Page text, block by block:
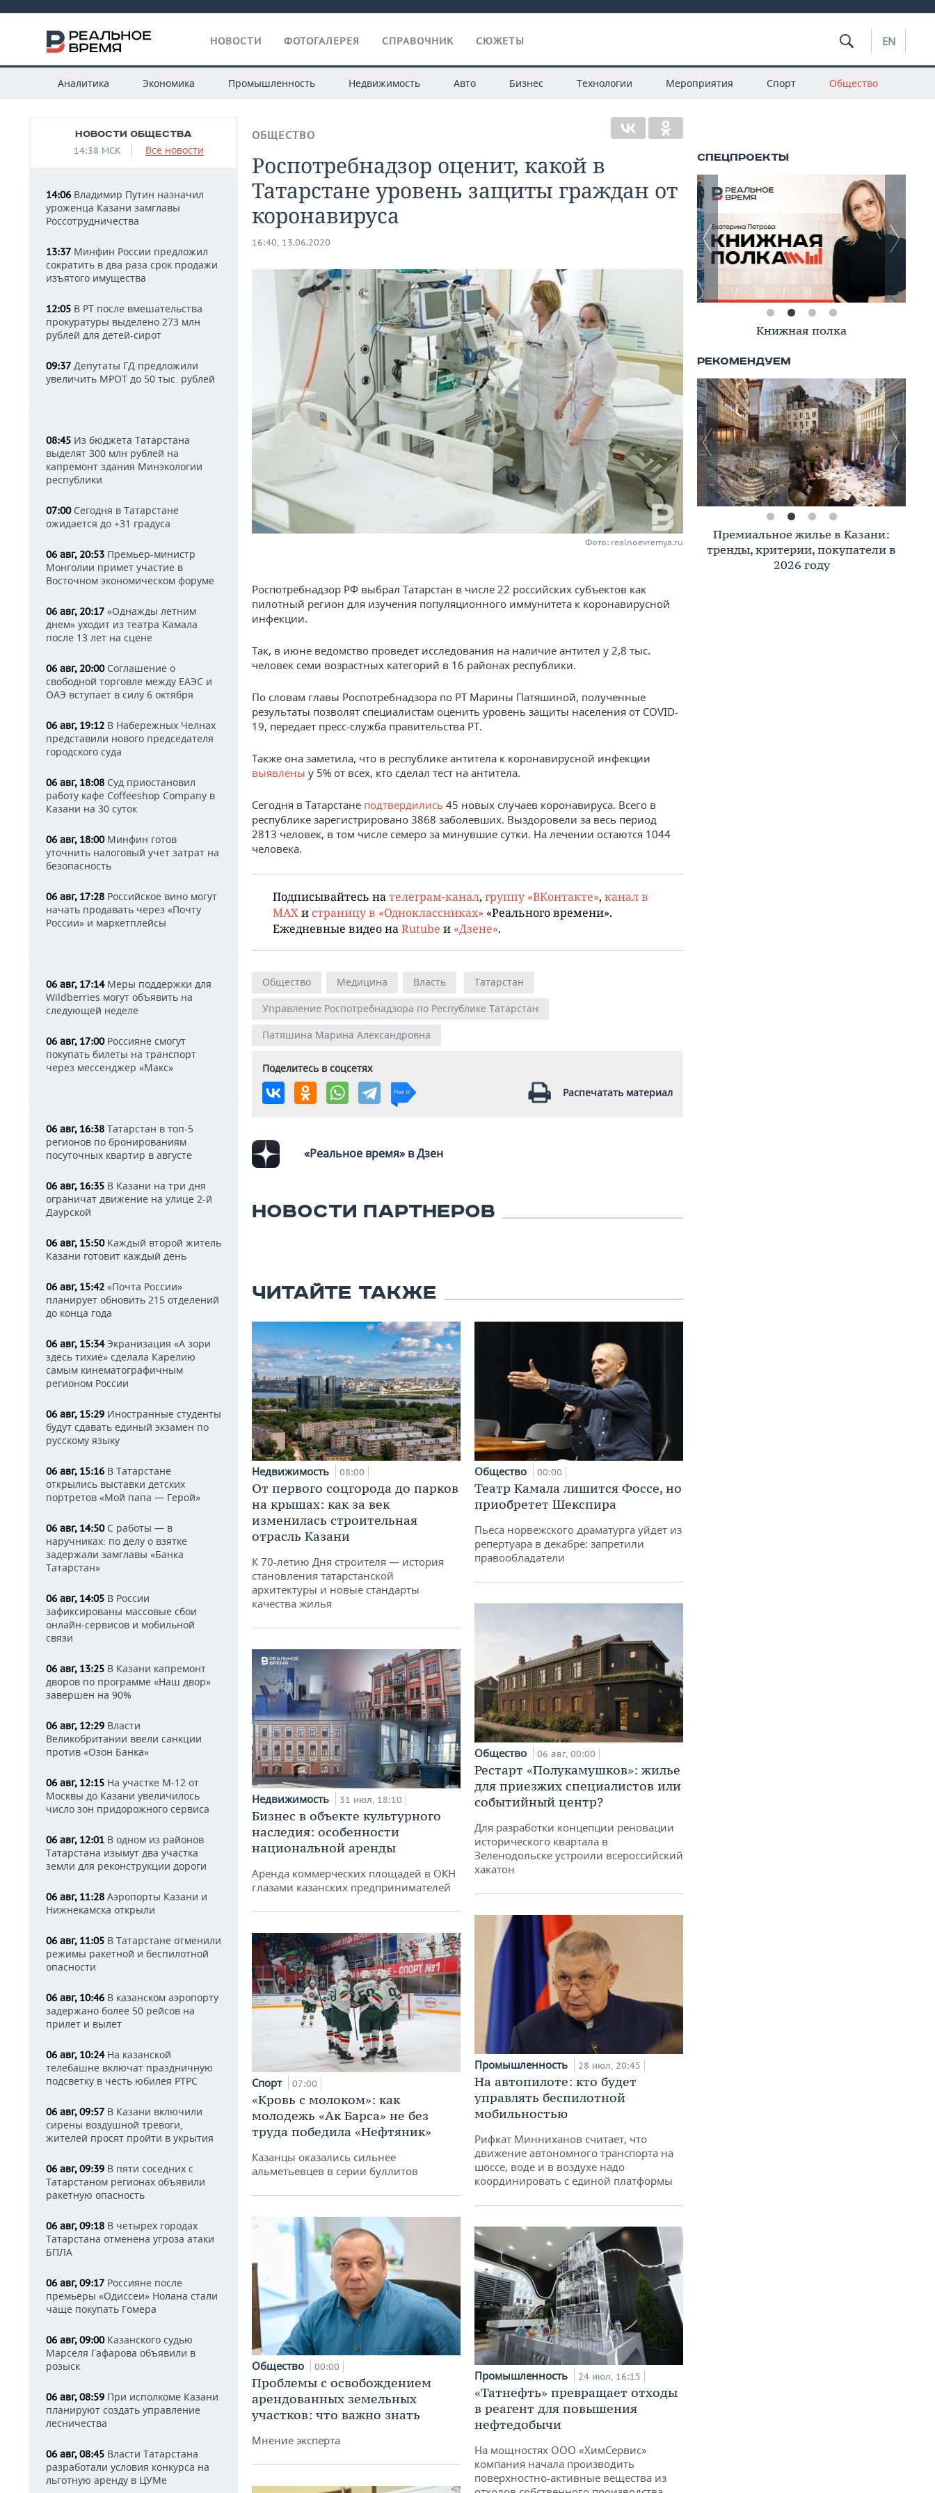
НОВОСТИ ФОТОГАЛЕРЕЯ СПРАВОЧНИК СЮЖЕТЫ EN
Аналитика Экономика Промышленность Недвижимость Авто Бизнес Технологии Мероприятия Спорт Общество
НОВОСТИ ОБЩЕСТВА
14:38 МСК Все новости
14:06 Владимир Путин назначил
уроженца Казани замглавы
Россотрудничества
13:37 Минфин России предложил
сократить в два раза срок продажи
изъятого имущества
12:05 В РТ после вмешательства
прокуратуры выделено 273 млн
рублей для детей-сирот
09:37 Депутаты ГД предложили
увеличить МРОТ до 50 тыс. рублей
08:45 Из бюджета Татарстана
выделят 300 млн рублей на
капремонт здания Минэкологии
республики
07:00Сегодня в Татарстане
ожидается до +31 градуса
06 авг, 20:53 Премьер-министр
Монголии примет участие в
Восточном экономическом форуме
06 авг, 20:17 «Однажды летним
днем» уходит из театра Камала
после 13 лет на сцене
06 авг, 20:00Соглашение о
свободной торговле между ЕАЭС и
ОАЭ вступает в силу 6 октября
06 авг, 19:12 В Набережных Челнах
представили нового председателя
городского суда
06 авг, 18:08 Суд приостановил
работу кафе Coffeeshop Company в
Казани на 30 суток
06 авг, 18:00Минфин готов
уточнить налоговый учет затрат на
безопасность
06 авг, 17:28 Российское вино могут
начать продавать через «Почту
России» и маркетплейсы
06 авг, 17:14Меры поддержки для
Wildberries могут объявить на
следующей неделе
06 авг, 17:00Россияне смогут
покупать билеты на транспорт
через мессенджер «Макс»
06 авг, 16:38 Татарстан в топ-5
регионов по бронированиям
посуточных квартир в августе
06 авг, 16:35 В Казани на три дня
ограничат движение на улице 2-й
Даурской
06 авг, 15:50Каждый второй житель
Казани готовит каждый день
06 авг, 15:42 «Почта России»
планирует обновить 215 отделений
до конца года
06 авг, 15:34Экранизация «А зори
здесь тихие» сделала Карелию
самым кинематографичным
регионом России
06 авг, 15:29 Иностранные студенты
будут сдавать единый экзамен по
русскому языку
06 авг, 15:16 В Татарстане
открылись выставки детских
портретов «Мой папа — Герой»
06 авг, 14:50С работы — в
наручниках: по делу о взятке
задержали замглавы «Банка
Татарстан»
06 авг, 14:05 В России
зафиксированы массовые сбои
онлайн-сервисов и мобильной
связи
06 авг, 13:25 В Казани капремонт
дворов по программе «Наш двор»
завершен на 90%
06 авг, 12:29 Власти
Великобритании ввели санкции
против «Озон Банка»
06 авг, 12:15 На участке М-12 от
Москвы до Казани увеличилось
число зон придорожного сервиса
06 авг, 12:01 В одном из районов
Татарстана изымут два участка
земли для реконструкции дороги
06 авг, 11:28 Аэропорты Казани и
Нижнекамска открыли
06 авг, 11:05 В Татарстане отменили
режимы ракетной и беспилотной
опасности
06 авг, 10:46 В казанском аэропорту
задержано более 50 рейсов на
прилет и вылет
06 авг, 10:24На казанской
телебашне включат праздничную
подсветку в честь юбилея РТРС
06 авг, 09:57 В Казани включили
сирены воздушной тревоги,
жителей просят пройти в укрытия
06 авг, 09:39 В пяти соседних с
Татарстаном регионах объявили
ракетную опасность
06 авг, 09:18 В четырех городах
Татарстана отменена угроза атаки
БПЛА
06 авг, 09:17 Россияне после
премьеры «Одиссеи» Нолана стали
чаще покупать Гомера
06 авг, 09:00Казанского судью
Марселя Гафарова объявили в
розыск
06 авг, 08:59 При исполкоме Казани
планируют создать управление
лесничества
06 авг, 08:45 Власти Татарстана
разработали условия конкурса на
льготную аренду в ЦУМе
ОБЩЕСТВО
Роспотребнадзор оценит, какой в
Татарстане уровень защиты граждан от
коронавируса
16:40, 13.06.2020
Фото: realnoevremya.ru
Роспотребнадзор РФ выбрал Татарстан в числе 22 российских субъектов как
пилотный регион для изучения популяционного иммунитета к коронавирусной
инфекции.
Так, в июне ведомство проведет исследования на наличие антител у 2,8 тыс.
человек семи возрастных категорий в 16 районах республики.
По словам главы Роспотребнадзора по РТ Марины Патяшиной, полученные
результаты позволят специалистам оценить уровень защиты населения от COVID-
19, передает пресс-служба правительства РТ.
Также она заметила, что в республике антитела к коронавирусной инфекции
выявлены у 5% от всех, кто сделал тест на антитела.
Сегодня в Татарстане подтвердились 45 новых случаев коронавируса. Всего в
республике зарегистрировано 3868 заболевших. Выздоровели за весь период
2813 человек, в том числе семеро за минувшие сутки. На лечении остаются 1044
человека.
Подписывайтесь нателеграм-канал, группу «ВКонтакте», канал в
MAXи страницу в «Одноклассниках» «Реального времени».
Ежедневные видео наRutube и «Дзене».
Общество Медицина Власть
Татарстан
Управление Роспотребнадзора по Республике Татарстан
Патяшина Марина Александровна
Поделитесь в соцсетях
Распечатать материал
«Реальное время» в Дзен
НОВОСТИ ПАРТНЕРОВ
ЧИТАЙТЕ ТАКЖЕ
Недвижимость 08:00
От первого соцгорода до парков
на крышах: как за век
изменилась строительная
отрасль Казани
К 70-летию Дня строителя — история
становления татарстанской
архитектуры и новые стандарты
качества жилья
Недвижимость 31 июл, 18:10
Бизнес в объекте культурного
наследия: особенности
национальной аренды
Аренда коммерческих площадей в ОКН
глазами казанских предпринимателей
Спорт 07:00
«Кровь с молоком»: как
молодежь «Ак Барса» не без
труда победила «Нефтяник»
Казанцы оказались сильнее
альметьевцев в серии буллитов
Общество 00:00
Проблемы с освобождением
арендованных земельных
участков: что важно знать
Мнение эксперта
Общество 00:00
Театр Камала лишится Фоссе, но
приобретет Шекспира
Пьеса норвежского драматурга уйдет из
репертуара в декабре: запретили
правообладатели
Общество 06 авг, 00:00
Рестарт «Полукамушков»: жилье
для приезжих специалистов или
событийный центр?
Для разработки концепции реновации
исторического квартала в
Зеленодольске устроили всероссийский
хакатон
Промышленность 28 июл, 20:45
На автопилоте: кто будет
управлять беспилотной
мобильностью
Рифкат Минниханов считает, что
движение автономного транспорта на
шоссе, воде и в воздухе надо
координировать с единой платформы
Промышленность 24 июл, 16:15
«Татнефть» превращает отходы
в реагент для повышения
нефтедобычи
На мощностях ООО «ХимСервис»
компания начала производить
поверхностно-активные вещества из
Книжная полка
Премиальное жилье в Казани:
тренды, критерии, покупатели в
2026 году